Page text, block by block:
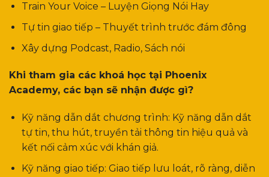
Train Your Voice – Luyện Giọng Nói Hay
Tự tin giao tiếp – Thuyết trình trước đám đông
Xây dựng Podcast, Radio, Sách nói
Khi tham gia các khoá học tại Phoenix
Academy, các bạn sẽ nhận được gì?
Kỹ năng dẫn dắt chương trình: Kỹ năng dẫn dắt
tự tin, thu hút, truyền tải thông tin hiệu quả và
kết nối cảm xúc với khán giả.
Kỹ năng giao tiếp: Giao tiếp lưu loát, rõ ràng, diễn